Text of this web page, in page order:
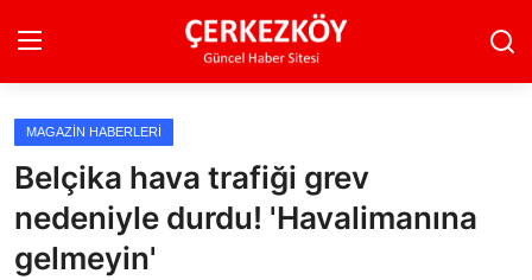
Ana Sayfa
Son Dakika
Ekonomi Haberleri
MAGAZIN HABERLERI
Belçika hava trafiği grev
nedeniyle durdu! 'Havalimanına
gelmeyin'